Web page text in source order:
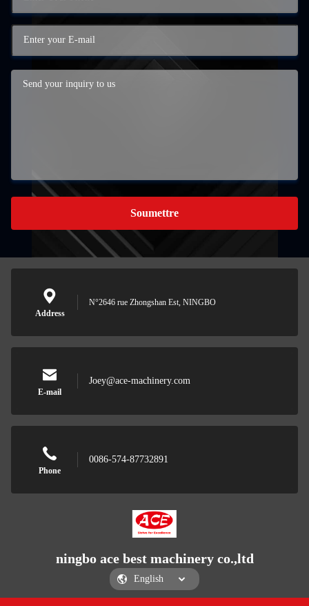
Soumettre
Address
N°2646 rue Zhongshan Est, NINGBO
E-mail
Joey@ace-machinery.com
Phone
0086-574-87732891
ningbo ace best machinery co.,ltd